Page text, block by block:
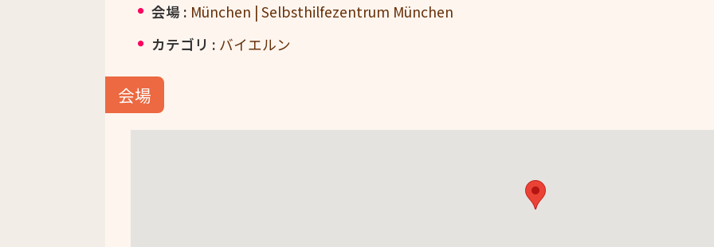
会場 : München | Selbsthilfezentrum München
カテゴリ : バイエルン
会場